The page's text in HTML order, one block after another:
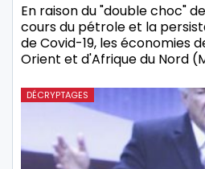
En raison du "double choc"
cours du pétrole et la
de Covid-19, les économies
Orient et d'Afrique du Nord
DÉCRYPTAGES